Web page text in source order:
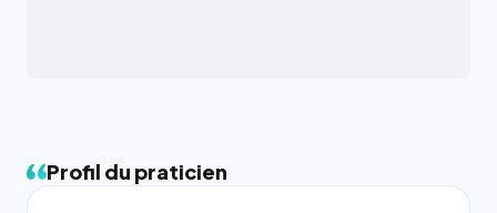
Profil du praticien